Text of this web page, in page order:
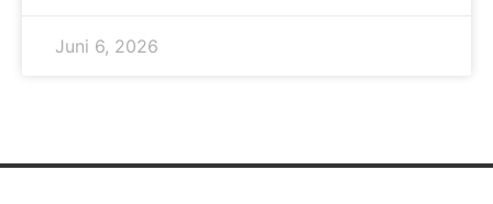
Juni 6, 2026